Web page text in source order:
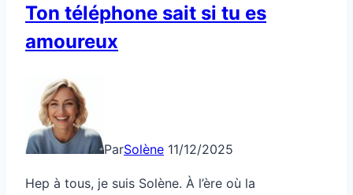
Ton téléphone sait si tu es
amoureux
ParSolène 11/12/2025
Hep à tous, je suis Solène. À l’ère où la